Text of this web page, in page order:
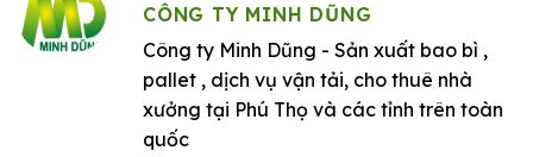
CÔNG TY MINH DŨNG
Công ty Minh Dũng - Sản xuất bao bì ,
pallet , dịch vụ vận tải, cho thuê nhà
xưởng tại Phú Thọ và các tỉnh trên toàn
quốc